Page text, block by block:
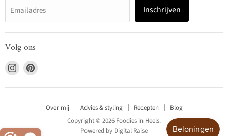
Emailadres Inschrijven
Volg ons
Vind
ons
op
Vind
op
Over mij Advies & styling Recepten
Blog
Copyright © 2026 Foodies in Heels.
Powered by Digital Raise